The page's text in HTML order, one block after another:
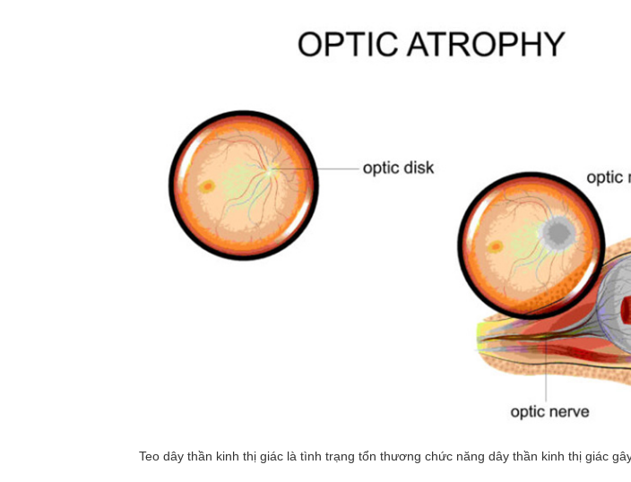
Teo dây thần kinh thị giác là tình trạng tổn thương chức năng dây thần kinh thị giác